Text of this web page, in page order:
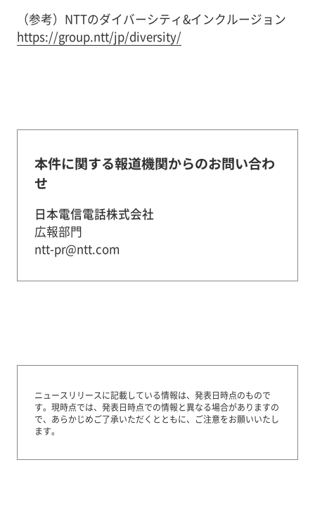
（参考）NTTのダイバーシティ&インクルージョン
https://group.ntt/jp/diversity/
本件に関する報道機関からのお問い合わ
せ
日本電信電話株式会社
広報部門
ntt-pr@ntt.com
ニュースリリースに記載している情報は、発表日時点のもので
す。 現時点では、発表日時点での情報と異なる場合がありますの
で、あらかじめご了承いただくとともに、ご注意をお願いいたし
ます。